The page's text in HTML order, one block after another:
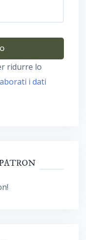
ridurre lo
i dati